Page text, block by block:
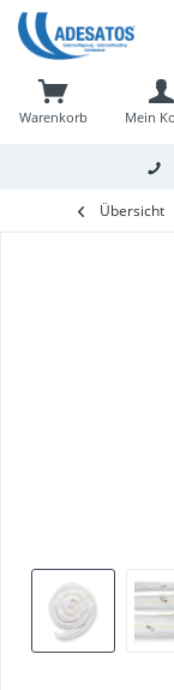
Warenkorb Mein
Übersicht